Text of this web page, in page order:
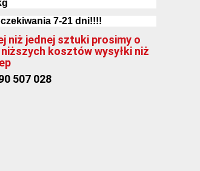
7-21 dni!!!!
niż jednej sztuki prosimy o
kosztów wysyłki niż
507 028